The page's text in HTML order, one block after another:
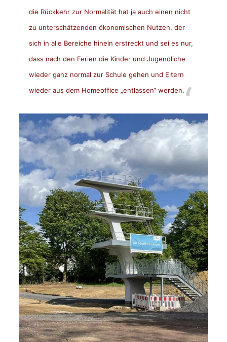
die Rückkehr zur Normalität hat ja auch einen nicht
zu unterschätzenden ökonomischen Nutzen, der
sich in alle Bereiche hinein erstreckt und sei es nur,
dass nach den Ferien die Kinder und Jugendliche
wieder ganz normal zur Schule gehen und Eltern
wieder aus dem Homeoffice „entlassen“ werden.